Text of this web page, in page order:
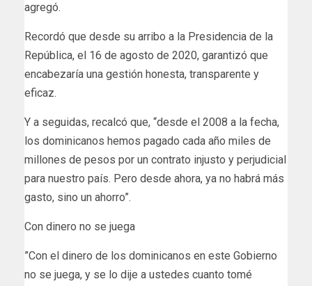
agregó.
Recordó que desde su arribo a la Presidencia de la
República, el 16 de agosto de 2020, garantizó que
encabezaría una gestión honesta, transparente y
eficaz.
Y a seguidas, recalcó que, “desde el 2008 a la fecha,
los dominicanos hemos pagado cada año miles de
millones de pesos por un contrato injusto y perjudicial
para nuestro país. Pero desde ahora, ya no habrá más
gasto, sino un ahorro”.
Con dinero no se juega
”Con el dinero de los dominicanos en este Gobierno
no se juega, y se lo dije a ustedes cuanto tomé